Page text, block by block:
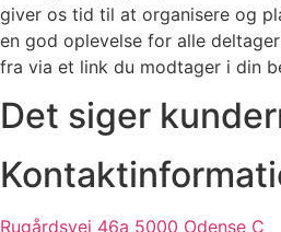
giver os tid til at organisere og
en god oplevelse for alle
fra via et link du modtager i din
Det siger
Rugårdsvej 46a 5000 Odense C